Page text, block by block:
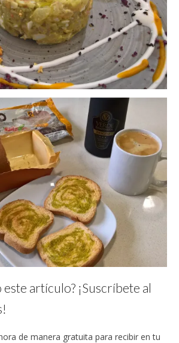
este artículo? ¡Suscríbete al
de manera gratuita para recibir en tu